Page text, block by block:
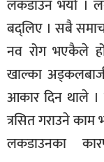
लकडाउन भयो ।
बद्लिए । सबै
नव रोग भएकैले
खाल्का
आकार दिन थाले
त्रसित गराउने काम
लकडाउनका